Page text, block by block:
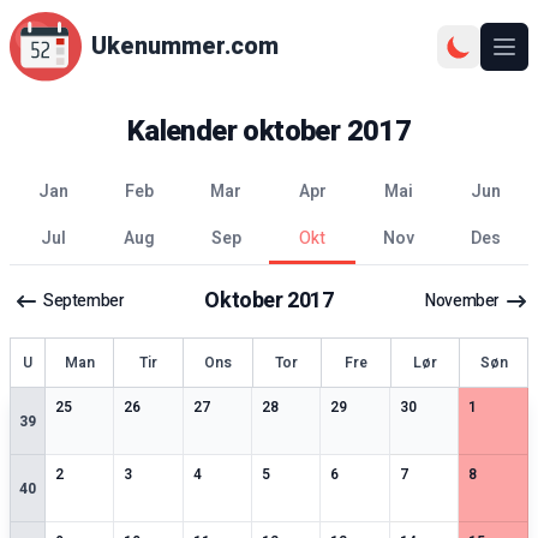
Ukenummer.com
Kalenderoktober2017
jan feb mar apr mai
jun
jul
aug sep okt nov des
September Oktober2017 November
Uke Man Tir Ons Tor Fre Lør Søn
39
25
2spesielle datoer
26
2spesielle datoer
27
2spesielle datoer
28
3spesielle datoer
29
3spesielle datoer
30
2spesielle datoer
12
40
2
2spesielle datoer
3
2spesielle datoer
4
3spesielle datoer
5
2spesielle datoer
6
3spesielle datoer
7
2spesielle datoer
8
2